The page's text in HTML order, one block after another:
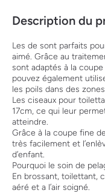
Description du
Les de sont parfaits
aimé. Grâce au
sont adaptés à la
pouvez également
les poils dans des
Les ciseaux pour
17cm, ce qui leur
atteindre.
Grâce à la coupe fine
très facilement et
d’enfant.
Pourquoi le soin de
En brossant, toilettant,
aéré et a l’air soigné.